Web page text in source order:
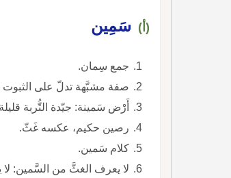
(أ) سَمِين
جمع سِمان.
صفة مشبَّهة تدلّ على
أَرْض سَمينة: جيّدة التُّربة
رصين حكيم، عكسه غَثّ.
كلام سَمين.
لا يعرف الغثَّ من السَّمين: لا